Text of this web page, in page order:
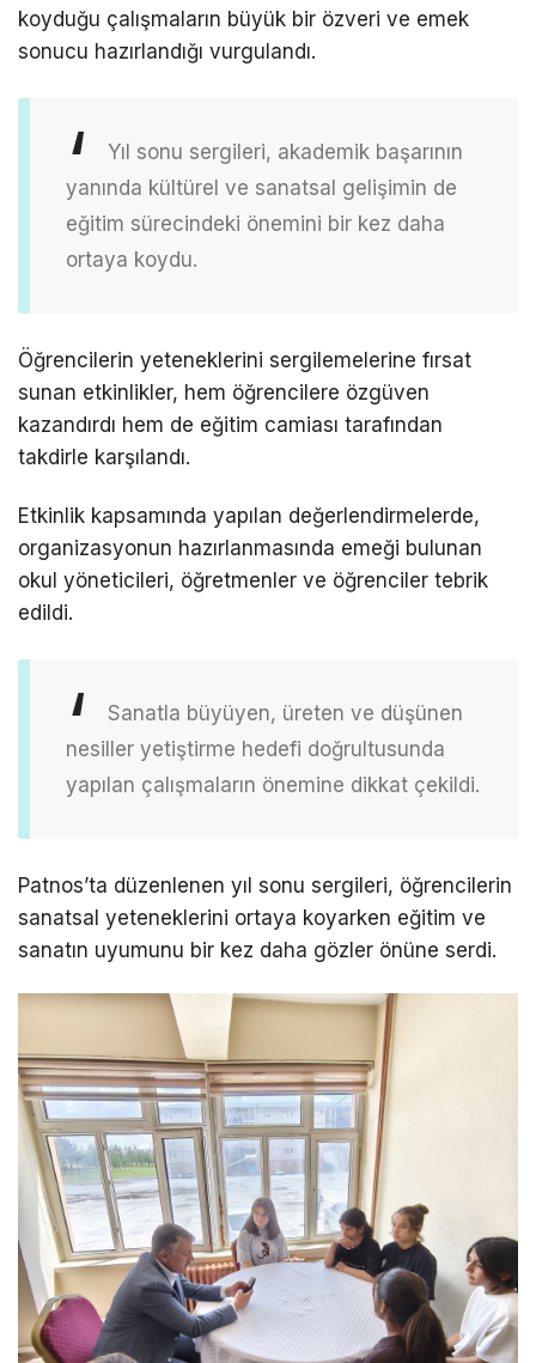
koyduğu çalışmaların büyük bir özveri ve emek
sonucu hazırlandığı vurgulandı.
Yıl sonu sergileri, akademik başarının
yanında kültürel ve sanatsal gelişimin de
eğitim sürecindeki önemini bir kez daha
ortaya koydu.
Öğrencilerin yeteneklerini sergilemelerine fırsat
sunan etkinlikler, hem öğrencilere özgüven
kazandırdı hem de eğitim camiası tarafından
takdirle karşılandı.
Etkinlik kapsamında yapılan değerlendirmelerde,
organizasyonun hazırlanmasında emeği bulunan
okul yöneticileri, öğretmenler ve öğrenciler tebrik
edildi.
Sanatla büyüyen, üreten ve düşünen
nesiller yetiştirme hedefi doğrultusunda
yapılan çalışmaların önemine dikkat çekildi.
Patnos’ta düzenlenen yıl sonu sergileri, öğrencilerin
sanatsal yeteneklerini ortaya koyarken eğitim ve
sanatın uyumunu bir kez daha gözler önüne serdi.